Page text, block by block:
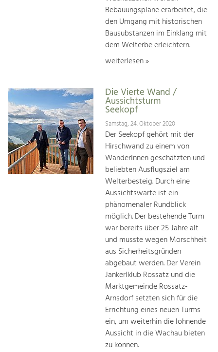
Bebauungspläne erarbeitet, die
den Umgang mit historischen
Bausubstanzen im Einklang mit
dem Welterbe erleichtern.
weiterlesen »
Die Vierte Wand /
Aussichtsturm
Seekopf
Samstag, 24. Oktober 2020
Der Seekopf gehört mit der
Hirschwand zu einem von
WanderInnen geschätzten und
beliebten Ausflugsziel am
Welterbesteig. Durch eine
Aussichtswarte ist ein
phänomenaler Rundblick
möglich. Der bestehende Turm
war bereits über 25 Jahre alt
und musste wegen Morschheit
aus Sicherheitsgründen
abgebaut werden. Der Verein
Jankerlklub Rossatz und die
Marktgemeinde Rossatz-
Arnsdorf setzten sich für die
Errichtung eines neuen Turms
ein, um weiterhin die lohnende
Aussicht in die Wachau bieten
zu können.